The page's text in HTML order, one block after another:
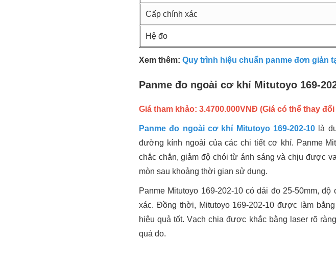
Cấp chính xác
Hệ đo
Xem thêm: Quy trình hiệu chuẩn panme đơn giản
Panme đo ngoài cơ khí Mitutoyo 169-
Giá tham khảo: 3.4700.000VNĐ (Giá có thể thay
Panme đo ngoài cơ khí Mitutoyo 169-202-10 là
đường kính ngoài của các chi tiết cơ khí. Panme
chắc chắn, giảm độ chói từ ánh sáng và chịu được
mòn sau khoảng thời gian sử dụng.
Panme Mitutoyo 169-202-10 có dải đo 25-50mm,
xác. Đồng thời, Mitutoyo 169-202-10 được làm
hiệu quả tốt. Vạch chia được khắc bằng laser rõ
quả đo.